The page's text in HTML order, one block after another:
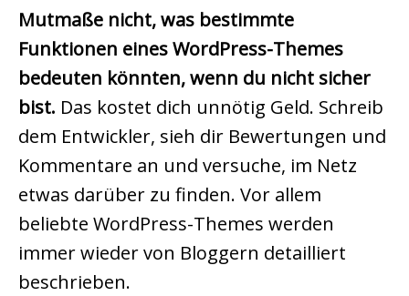
Mutmaße nicht, was bestimmte
Funktionen eines WordPress-Themes
bedeuten könnten, wenn du nicht sicher
bist. Das kostet dich unnötig Geld. Schreib
dem Entwickler, sieh dir Bewertungen und
Kommentare an und versuche, im Netz
etwas darüber zu finden. Vor allem
beliebte WordPress-Themes werden
immer wieder von Bloggern detailliert
beschrieben.